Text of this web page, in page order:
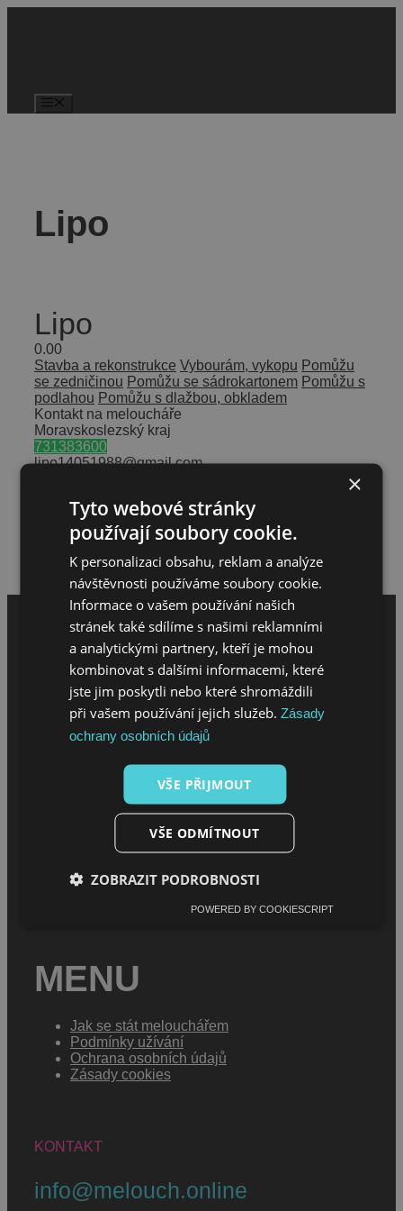
Lipo
Lipo
0.00
Stavba a rekonstrukce Vybourám, vykopu Pomůžu
se zedničinou Pomůžu se sádrokartonem Pomůžu s
podlahou Pomůžu s dlažbou, obkladem
Kontakt na meloucháře
Moravskoslezský kraj
731383600
lipo14051988@gmail.com
Jen to co si budete přát.
Hodnocení meloucháře
Napsat hodnocení
MENU
Sháním melouch
MENU
Jak se stát melouchářem
Podmínky užívání
Ochrana osobních údajů
Zásady cookies
KONTAKT
info@melouch.online
×
Tyto webové stránky
používají soubory cookie.
K personalizaci obsahu, reklam a analýze
návštěvnosti používáme soubory cookie.
Informace o vašem používání našich
stránek také sdílíme s našimi reklamními
a analytickými partnery, kteří je mohou
kombinovat s dalšími informacemi, které
jste jim poskytli nebo které shromáždili
při vašem používání jejich služeb.Zásady
ochrany osobních údajů
VŠE PŘIJMOUT
VŠE ODMÍTNOUT
ZOBRAZIT PODROBNOSTI
POWERED BY COOKIESCRIPT